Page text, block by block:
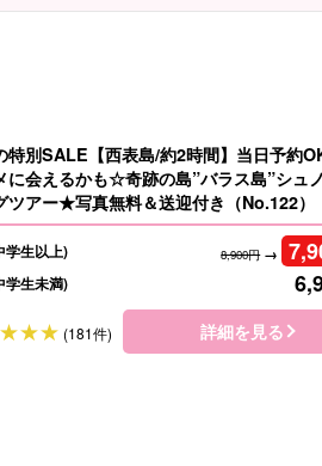
別SALE【西表島/約2時間】当日予約
に会えるかも☆奇跡の島”バラス島”シュ
ツアー★写真無料＆送迎付き（No.122）
学生以上) 8,900円→
学生未満)
(181件) 詳細を見る